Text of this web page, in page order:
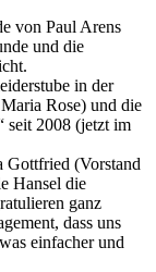
von Paul Arens
und die
in der
Rose) und die
seit 2008 (jetzt im
Gottfried (Vorstand
Hansel die
ganz
dass uns
einfacher und